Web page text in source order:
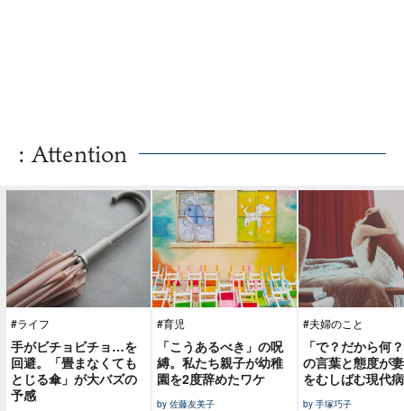
: Attention
#ライフ
手がビチョビチョ…を
回避。「畳まなくても
とじる傘」が大バズの
予感
#育児
「こうあるべき」の呪
縛。私たち親子が幼稚
園を2度辞めたワケ
by 佐藤友美子
#夫婦のこと
「で？だから何
の言葉と態度が
をむしばむ現代病
by 手塚巧子